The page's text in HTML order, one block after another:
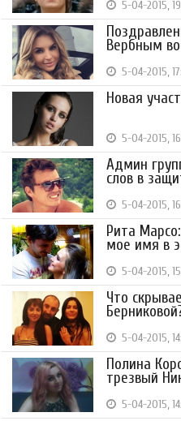
5-04-2015,
Вербным
5-04-2015,
Новая
5-04-2015,
Админ
слов в
5-04-2015,
Рита
мое имя в
5-04-2015,
Что
5-04-2015,
Полина
трезвый
5-04-2015,